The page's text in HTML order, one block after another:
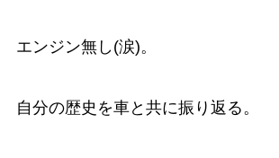
エンジン無し(涙)。
自分の歴史を車と共に振り返る。